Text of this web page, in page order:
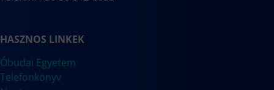
HASZNOS LINKEK
Óbudai Egyetem
Telefonkönyv